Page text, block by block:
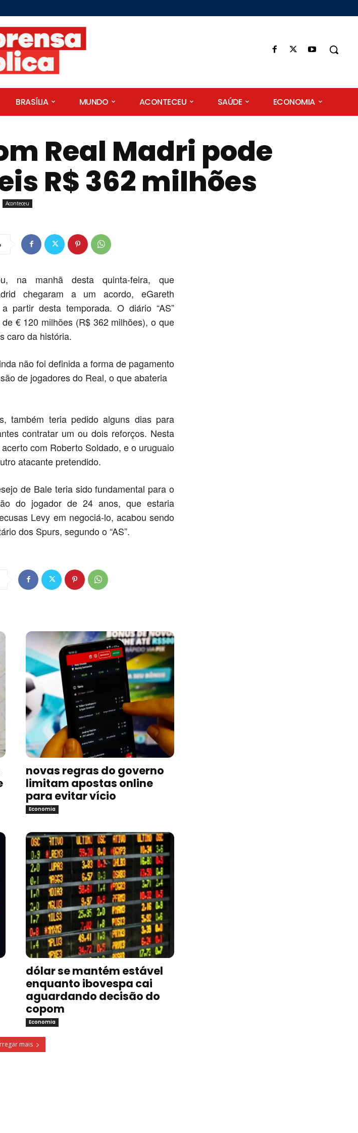
BRASÍLIA MUNDO ACONTECEU SAÚDE ECONOMIA
Real Madri pode
R$ 362 milhões
Aconteceu
na manhã desta quinta-feira, que
chegaram a um acordo, eGareth
partir desta temporada. O diário “AS”
€ 120 milhões (R$ 362 milhões), o que
caro da história.
não foi definida a forma de pagamento
de jogadores do Real, o que abateria
também teria pedido alguns dias para
contratar um ou dois reforços. Nesta
com Roberto Soldado, e o uruguaio
atacante pretendido.
de Bale teria sido fundamental para o
do jogador de 24 anos, que estaria
Levy em negociá-lo, acabou sendo
dos Spurs, segundo o “AS”.
novas regras do governo
limitam apostas online
para evitar vício
Economia
dólar se mantém estável
enquanto ibovespa cai
aguardando decisão do
copom
Economia
mais